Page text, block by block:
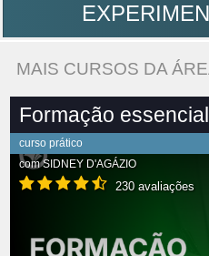
MAIS CURSOS DA
Formação
curso prático
comSIDNEY D'AGÁZIO
230 avaliações